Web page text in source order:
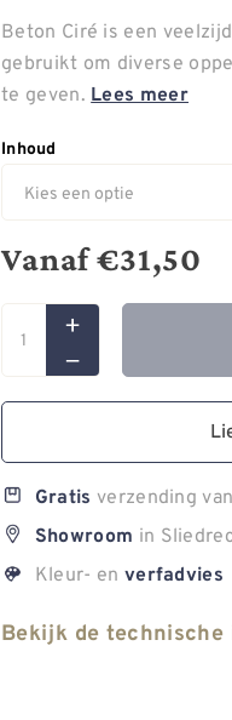
Beton Ciré is een
gebruikt om diverse
te geven. Lees meer
Inhoud
Vanaf€31,50
Gratis verzending
Showroom in
Kleur- en verfadvies
Bekijk de